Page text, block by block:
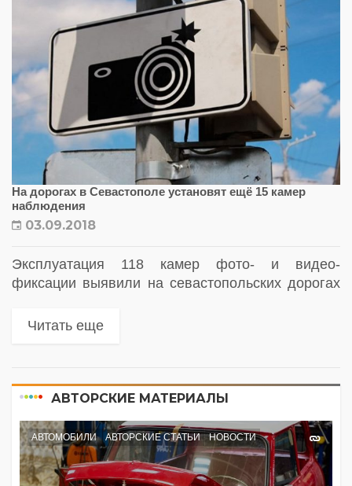
На дорогах в Севастополе установят ещё 15 камер
наблюдения
03.09.2018
Эксплуатация 118 камер фото- и видео-
фиксации выявили на севастопольских дорогах
техникой мест. Ситуацию исправят в ближайшее
Читать еще
АВТОРСКИЕ МАТЕРИАЛЫ
АВТОМОБИЛИ АВТОРСКИЕ СТАТЬИ НОВОСТИ